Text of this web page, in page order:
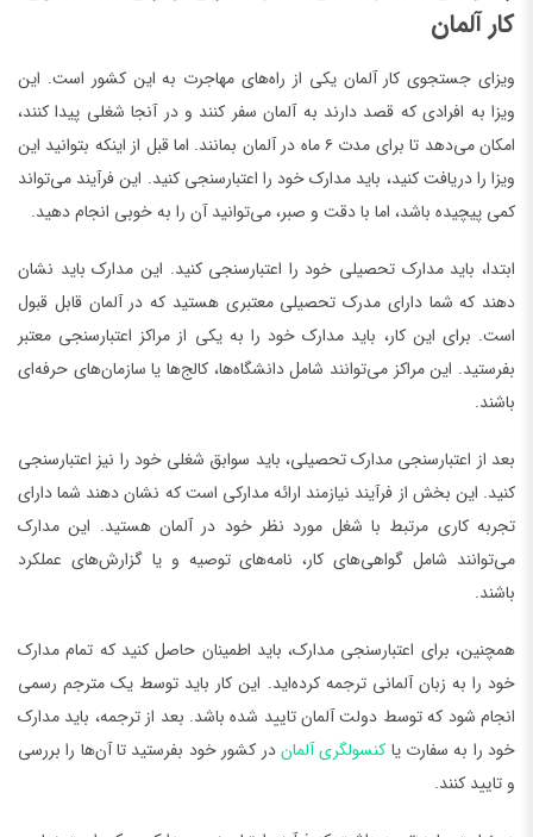
کار آلمان
ویزای جستجوی کار آلمان یکی از راه‌های مهاجرت به این کشور است. این
ویزا به افرادی که قصد دارند به آلمان سفر کنند و در آنجا شغلی پیدا کنند،
امکان می‌دهد تا برای مدت ۶ ماه در آلمان بمانند. اما قبل از اینکه بتوانید این
ویزا را دریافت کنید، باید مدارک خود را اعتبارسنجی کنید. این فرآیند می‌تواند
کمی پیچیده باشد، اما با دقت و صبر، می‌توانید آن را به خوبی انجام دهید.
ابتدا، باید مدارک تحصیلی خود را اعتبارسنجی کنید. این مدارک باید نشان
دهند که شما دارای مدرک تحصیلی معتبری هستید که در آلمان قابل قبول
است. برای این کار، باید مدارک خود را به یکی از مراکز اعتبارسنجی معتبر
بفرستید. این مراکز می‌توانند شامل دانشگاه‌ها، کالج‌ها یا سازمان‌های حرفه‌ای
باشند.
بعد از اعتبارسنجی مدارک تحصیلی، باید سوابق شغلی خود را نیز اعتبارسنجی
کنید. این بخش از فرآیند نیازمند ارائه مدارکی است که نشان دهند شما دارای
تجربه کاری مرتبط با شغل مورد نظر خود در آلمان هستید. این مدارک
می‌توانند شامل گواهی‌های کار، نامه‌های توصیه و یا گزارش‌های عملکرد
باشند.
همچنین، برای اعتبارسنجی مدارک، باید اطمینان حاصل کنید که تمام مدارک
خود را به زبان آلمانی ترجمه کرده‌اید. این کار باید توسط یک مترجم رسمی
انجام شود که توسط دولت آلمان تایید شده باشد. بعد از ترجمه، باید مدارک
خود را به سفارت یا کنسولگری آلماندر کشور خود بفرستید تا آن‌ها را بررسی
و تایید کنند.